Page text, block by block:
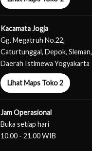
Kacamata Jogja
Gg. Megatruh No.22,
Caturtunggal, Depok, Sleman,
Daerah Istimewa Yogyakarta
Lihat Maps Toko 2
Jam Operasional
Buka setiap hari
10.00 - 21.00 WIB